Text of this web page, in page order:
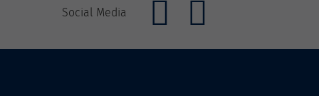
Social Media